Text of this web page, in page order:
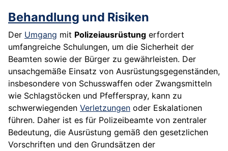
Behandlung und Risiken
Der Umgang mit Polizeiausrüstung erfordert
umfangreiche Schulungen, um die Sicherheit der
Beamten sowie der Bürger zu gewährleisten. Der
unsachgemäße Einsatz von Ausrüstungsgegenständen,
insbesondere von Schusswaffen oder Zwangsmitteln
wie Schlagstöcken und Pfefferspray, kann zu
schwerwiegenden Verletzungen oder Eskalationen
führen. Daher ist es für Polizeibeamte von zentraler
Bedeutung, die Ausrüstung gemäß den gesetzlichen
Vorschriften und den Grundsätzen der